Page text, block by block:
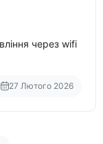
через wifi
27 Лютого 2026